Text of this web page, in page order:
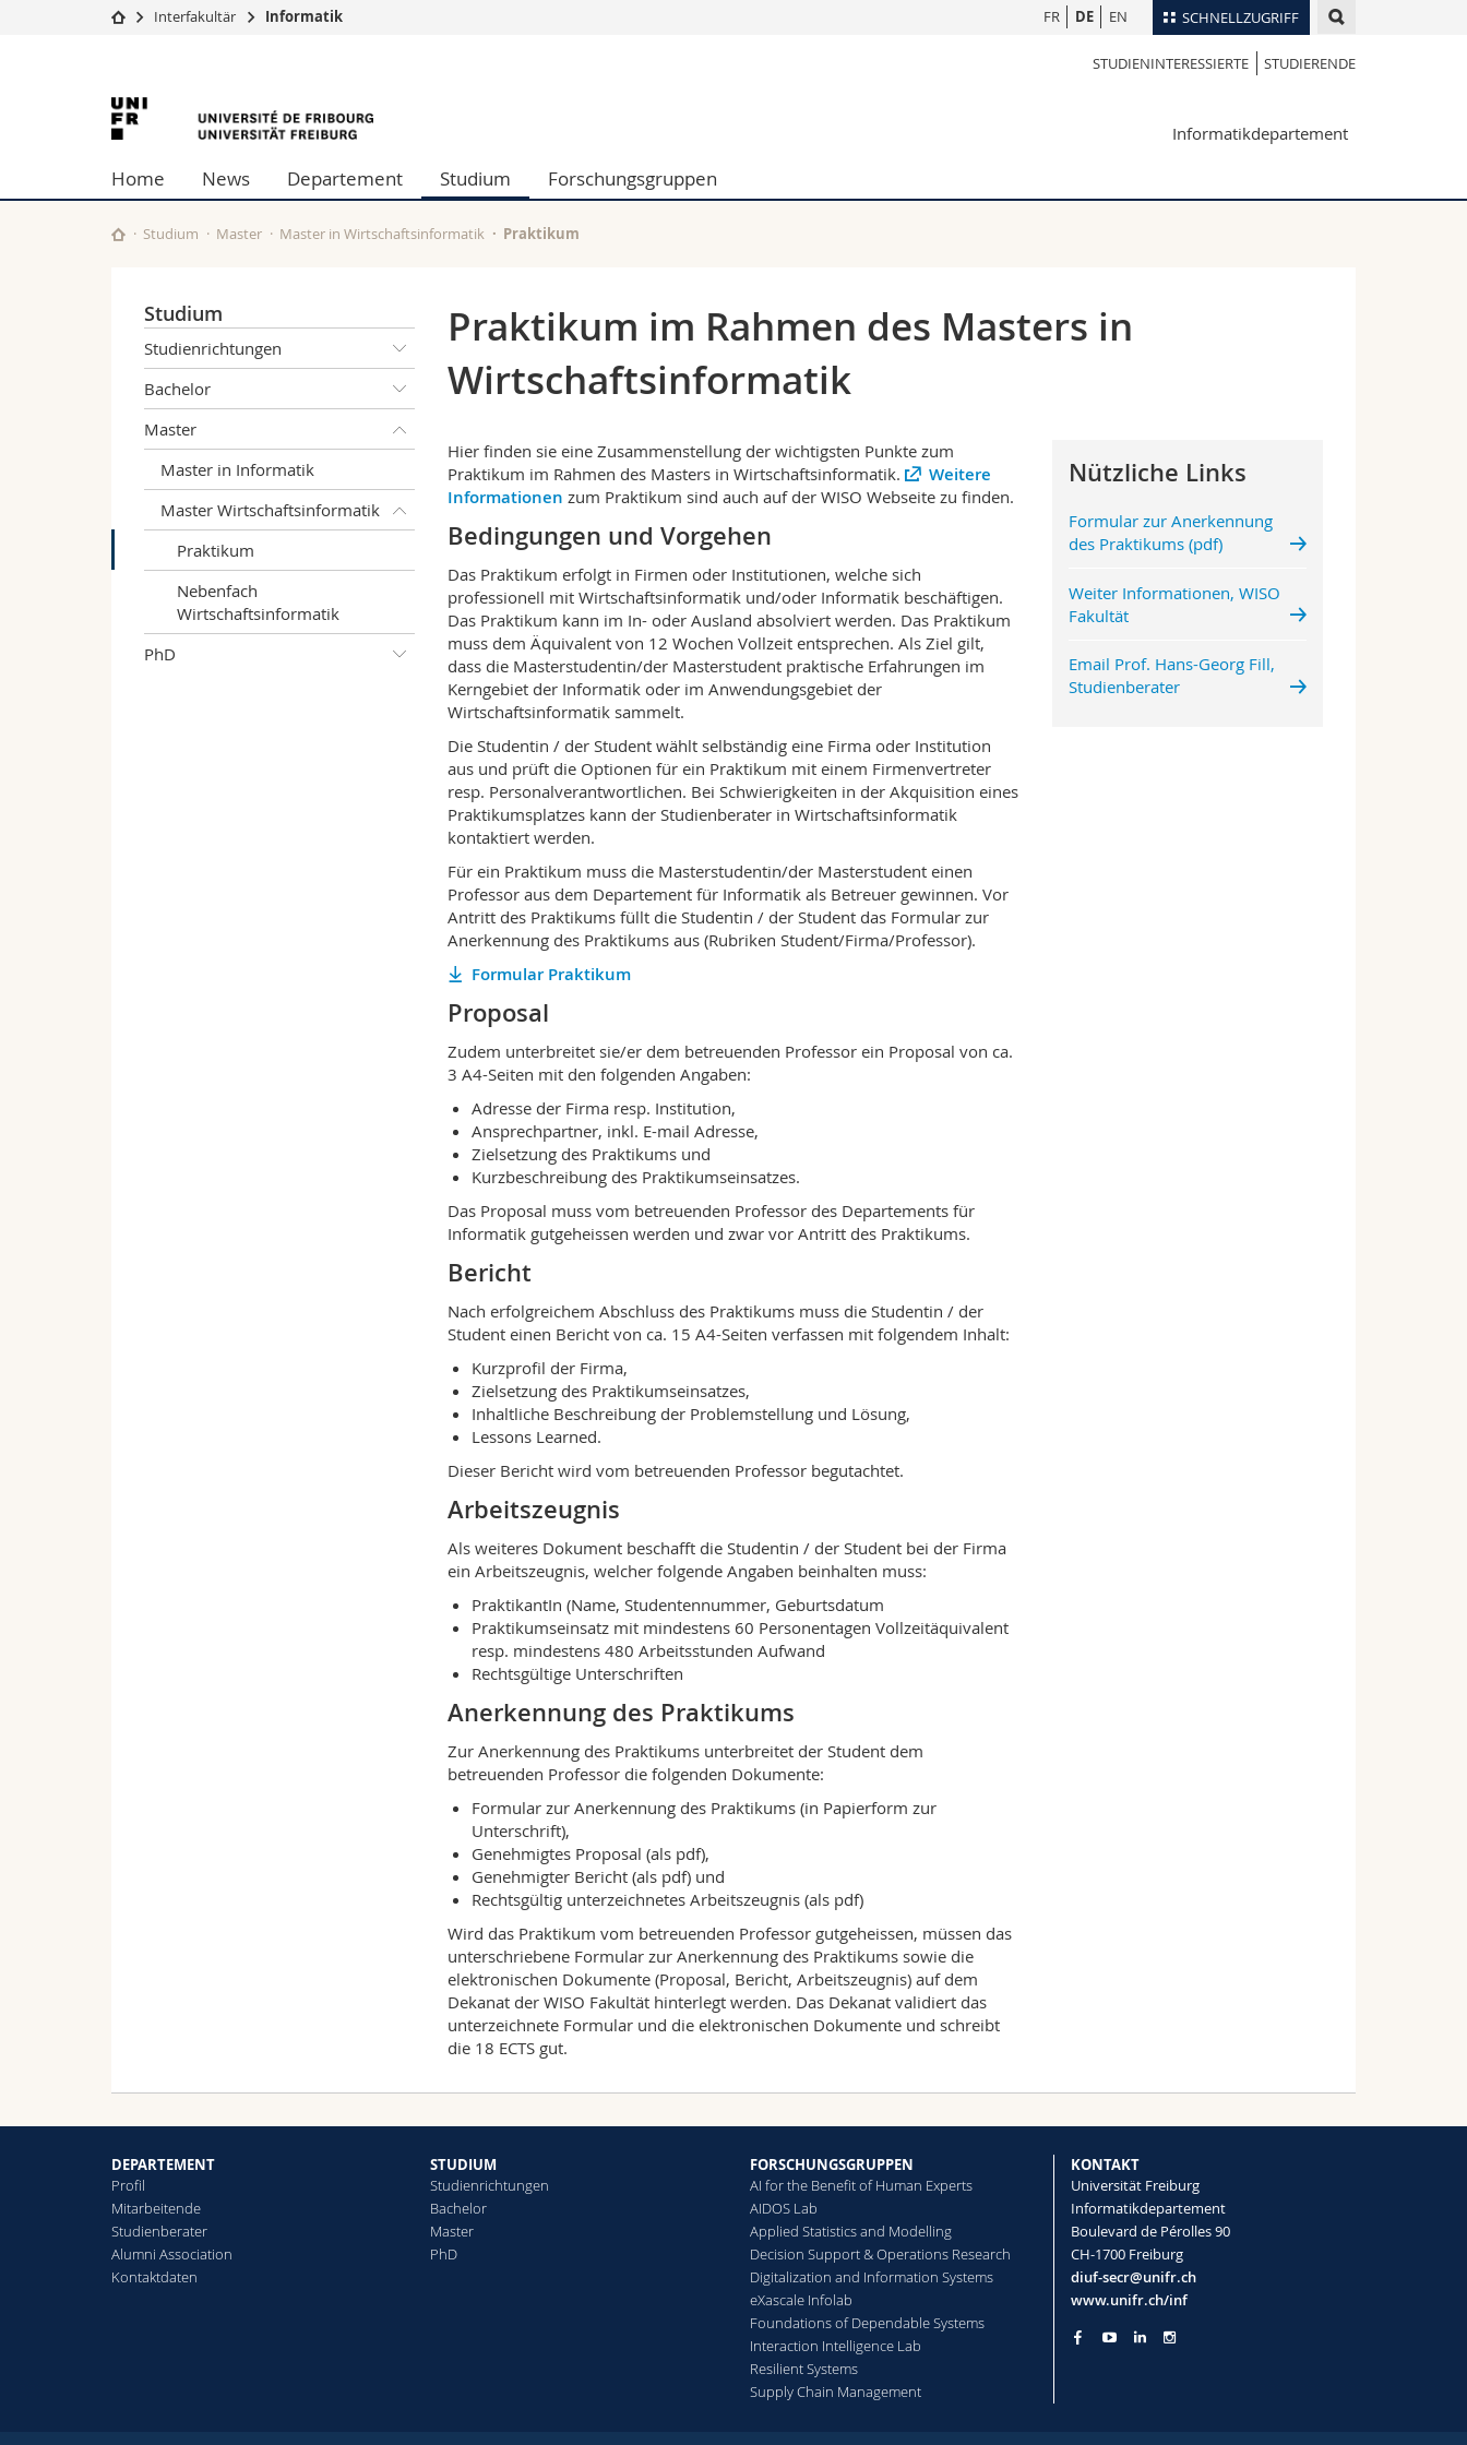
SCHNELLZUGRIFF
Studium
Campus
Universität
Weiterbildung
Theologische Fak.
Philosophische Fak.
Fak. für Erziehungs- und Bildungswissenschaften
Math.-Nat. und Med. Fak.
Mitarbeitende
Personenverzeichnis
Bibliotheken
Vorlesungsverzeichnis
FR DE EN
Interfakultär Informatik
STUDIENINTERESSIERTE STUDIERENDE
Universität
Freiburg
Informatikdepartement
Home News Departement Studium Forschungsgruppen
Studium Master Master in Wirtschaftsinformatik Praktikum
Studium
Studienrichtungen
Bachelor
Master
Master in Informatik
Master Wirtschaftsinformatik
Praktikum
Nebenfach
Wirtschaftsinformatik
PhD
Praktikum im Rahmen des Masters in
Wirtschaftsinformatik
Hier finden sie eine Zusammenstellung der wichtigsten Punkte zum
Praktikum im Rahmen des Masters in Wirtschaftsinformatik.
Weitere
Informationen zum Praktikum sind auch auf der WISO Webseite zu finden.
Bedingungen und Vorgehen
Das Praktikum erfolgt in Firmen oder Institutionen, welche sich
professionell mit Wirtschaftsinformatik und/oder Informatik beschäftigen.
Das Praktikum kann im In- oder Ausland absolviert werden. Das Praktikum
muss dem Äquivalent von 12 Wochen Vollzeit entsprechen. Als Ziel gilt,
dass die Masterstudentin/der Masterstudent praktische Erfahrungen im
Kerngebiet der Informatik oder im Anwendungsgebiet der
Wirtschaftsinformatik sammelt.
Die Studentin / der Student wählt selbständig eine Firma oder Institution
aus und prüft die Optionen für ein Praktikum mit einem Firmenvertreter
resp. Personalverantwortlichen. Bei Schwierigkeiten in der Akquisition eines
Praktikumsplatzes kann der Studienberater in Wirtschaftsinformatik
kontaktiert werden.
Für ein Praktikum muss die Masterstudentin/der Masterstudent einen
Professor aus dem Departement für Informatik als Betreuer gewinnen. Vor
Antritt des Praktikums füllt die Studentin / der Student das Formular zur
Anerkennung des Praktikums aus (Rubriken Student/Firma/Professor).
Formular Praktikum
Proposal
Zudem unterbreitet sie/er dem betreuenden Professor ein Proposal von ca.
3 A4-Seiten mit den folgenden Angaben:
Adresse der Firma resp. Institution,
Ansprechpartner, inkl. E-mail Adresse,
Zielsetzung des Praktikums und
Kurzbeschreibung des Praktikumseinsatzes.
Das Proposal muss vom betreuenden Professor des Departements für
Informatik gutgeheissen werden und zwar vor Antritt des Praktikums.
Bericht
Nach erfolgreichem Abschluss des Praktikums muss die Studentin / der
Student einen Bericht von ca. 15 A4-Seiten verfassen mit folgendem Inhalt:
Kurzprofil der Firma,
Zielsetzung des Praktikumseinsatzes,
Inhaltliche Beschreibung der Problemstellung und Lösung,
Lessons Learned.
Dieser Bericht wird vom betreuenden Professor begutachtet.
Arbeitszeugnis
Als weiteres Dokument beschafft die Studentin / der Student bei der Firma
ein Arbeitszeugnis, welcher folgende Angaben beinhalten muss:
PraktikantIn (Name, Studentennummer, Geburtsdatum
Praktikumseinsatz mit mindestens 60 Personentagen Vollzeitäquivalent
resp. mindestens 480 Arbeitsstunden Aufwand
Rechtsgültige Unterschriften
Anerkennung des Praktikums
Zur Anerkennung des Praktikums unterbreitet der Student dem
betreuenden Professor die folgenden Dokumente:
Formular zur Anerkennung des Praktikums (in Papierform zur
Unterschrift),
Genehmigtes Proposal (als pdf),
Genehmigter Bericht (als pdf) und
Rechtsgültig unterzeichnetes Arbeitszeugnis (als pdf)
Wird das Praktikum vom betreuenden Professor gutgeheissen, müssen das
unterschriebene Formular zur Anerkennung des Praktikums sowie die
elektronischen Dokumente (Proposal, Bericht, Arbeitszeugnis) auf dem
Dekanat der WISO Fakultät hinterlegt werden. Das Dekanat validiert das
unterzeichnete Formular und die elektronischen Dokumente und schreibt
die 18 ECTS gut.
Nützliche Links
Formular zur Anerkennung
des Praktikums (pdf)
Weiter Informationen, WISO
Fakultät
Email Prof. Hans-Georg Fill,
Studienberater
DEPARTEMENT
Profil
Mitarbeitende
Studienberater
Alumni Association
Kontaktdaten
STUDIUM
Studienrichtungen
Bachelor
Master
PhD
FORSCHUNGSGRUPPEN
AI for the Benefit of Human Experts
AIDOS Lab
Applied Statistics and Modelling
Decision Support & Operations Research
Digitalization and Information Systems
eXascale Infolab
Foundations of Dependable Systems
Interaction Intelligence Lab
Resilient Systems
Supply Chain Management
KONTAKT
Universität Freiburg
Informatikdepartement
Boulevard de Pérolles 90
CH-1700 Freiburg
diuf-secr@unifr.ch
www.unifr.ch/inf